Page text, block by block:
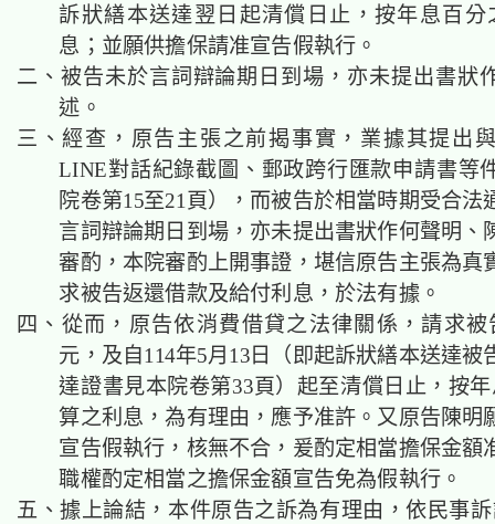
訴狀繕本送達翌日起清償日止，按年息百分
息；並願供擔保請准宣告假執行。
二、被告未於言詞辯論期日到場，亦未提出書狀
述。
三、經查，原告主張之前揭事實，業據其提出
LINE對話紀錄截圖、郵政跨行匯款申請書等
院卷第15至21頁），而被告於相當時期受合法
言詞辯論期日到場，亦未提出書狀作何聲明、
審酌，本院審酌上開事證，堪信原告主張為真
求被告返還借款及給付利息，於法有據。
四、從而，原告依消費借貸之法律關係，請求被
元，及自114年5月13日（即起訴狀繕本送達被
達證書見本院卷第33頁）起至清償日止，按
算之利息，為有理由，應予准許。又原告陳明
宣告假執行，核無不合，爰酌定相當擔保金額
職權酌定相當之擔保金額宣告免為假執
五、據上論結，本件原告之訴為有理由，依民事